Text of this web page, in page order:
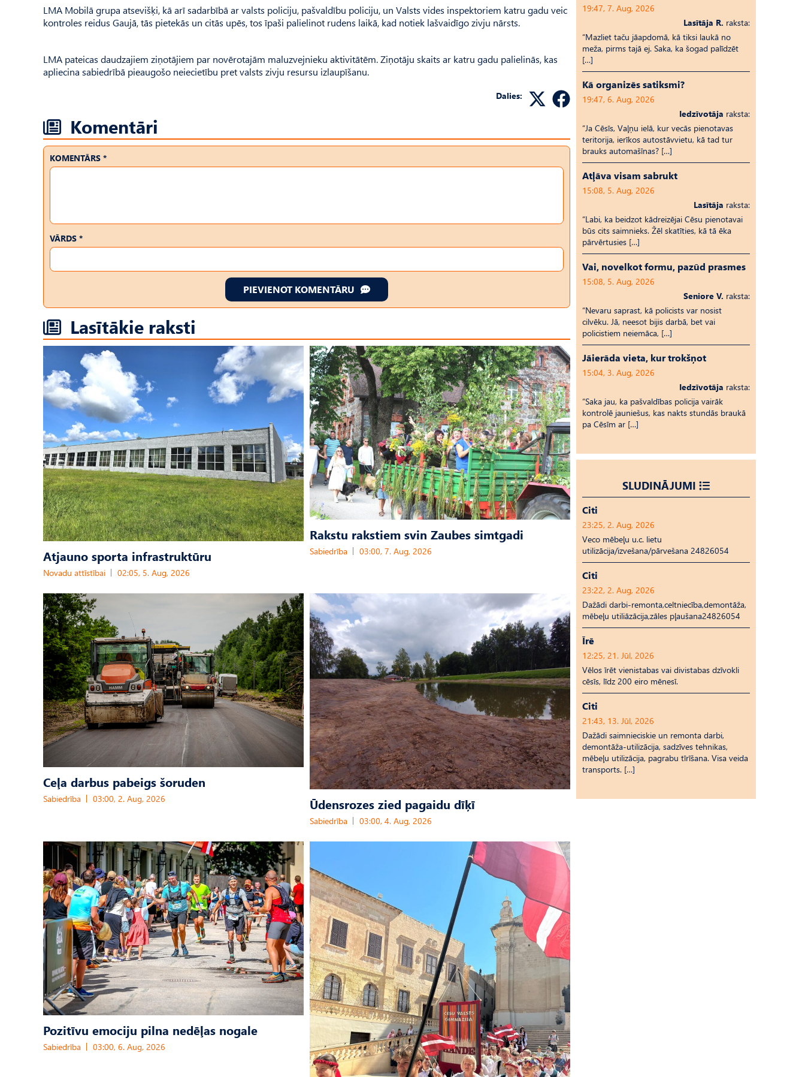
LMA Mobilā grupa atsevišķi, kā arī sadarbībā ar valsts policiju, pašvaldību policiju, un Valsts vides inspektoriem katru gadu veic
kontroles reidus Gaujā, tās pietekās un citās upēs, tos īpaši palielinot rudens laikā, kad notiek lašvaidīgo zivju nārsts.
LMA pateicas daudzajiem ziņotājiem par novērotajām maluzvejnieku aktivitātēm. Ziņotāju skaits ar katru gadu palielinās, kas
apliecina sabiedrībā pieaugošo neiecietību pret valsts zivju resursu izlaupīšanu.
Dalies:
Komentāri
KOMENTĀRS *
VĀRDS *
PIEVIENOT KOMENTĀRU
Lasītākie raksti
Atjauno sporta infrastruktūru
Novadu attīstībai 02:05, 5. Aug, 2026
Rakstu rakstiem svin Zaubes simtgadi
Sabiedrība 03:00, 7. Aug, 2026
Ceļa darbus pabeigs šoruden
Sabiedrība 03:00, 2. Aug, 2026 Ūdensrozes zied pagaidu dīķī
Sabiedrība 03:00, 4. Aug, 2026
Pozitīvu emociju pilna nedēļas nogale
Sabiedrība 03:00, 6. Aug, 2026
19:47, 7. Aug, 2026
Lasītāja R. raksta:
“Mazliet taču jāapdomā, kā tiksi laukā no
meža, pirms tajā ej. Saka, ka šogad palīdzēt
[…]
Kā organizēs satiksmi?
19:47, 6. Aug, 2026
Iedzīvotāja raksta:
“Ja Cēsīs, Vaļņu ielā, kur vecās pienotavas
teritorija, ierīkos autostāvvietu, kā tad tur
brauks automašīnas? […]
Atļāva visam sabrukt
15:08, 5. Aug, 2026
Lasītāja raksta:
“Labi, ka beidzot kādreizējai Cēsu pienotavai
būs cits saimnieks. Žēl skatīties, kā tā ēka
pārvērtusies […]
Vai, novelkot formu, pazūd prasmes
15:08, 5. Aug, 2026
Seniore V. raksta:
“Nevaru saprast, kā policists var nosist
cilvēku. Jā, neesot bijis darbā, bet vai
policistiem neiemāca, […]
Jāierāda vieta, kur trokšņot
15:04, 3. Aug, 2026
Iedzīvotāja raksta:
“Saka jau, ka pašvaldības policija vairāk
kontrolē jauniešus, kas nakts stundās braukā
pa Cēsīm ar […]
SLUDINĀJUMI
Citi
23:25, 2. Aug, 2026
Veco mēbeļu u.c. lietu
utilizācija/izvešana/pārvešana 24826054
Citi
23:22, 2. Aug, 2026
Dažādi darbi-remonta,celtniecība,demontāža,
mēbeļu utiliāzācija,zāles pļaušana24826054
Īrē
12:25, 21. Jūl, 2026
Vēlos īrēt vienistabas vai divistabas dzīvokli
cēsīs, līdz 200 eiro mēnesī.
Citi
21:43, 13. Jūl, 2026
Dažādi saimnieciskie un remonta darbi,
demontāža-utilizācija, sadzīves tehnikas,
mēbeļu utilizācija, pagrabu tīrīšana. Visa veida
transports. […]